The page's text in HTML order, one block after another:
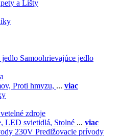
a Lišty
Samoohrievajúce jedlo
Proti hmyzu, ... viac
zdroje
LED svietidlá, Stolné ... viac
Predlžovacie prívody